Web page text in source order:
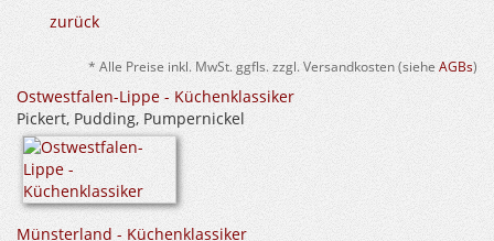
zurück
* Alle Preise inkl. MwSt. ggfls. zzgl. Versandkosten (sieheAGBs)
Ostwestfalen-Lippe - Küchenklassiker
Pickert, Pudding, Pumpernickel
Münsterland - Küchenklassiker